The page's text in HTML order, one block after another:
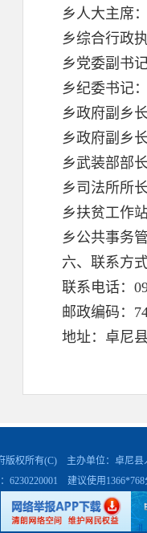
乡人大主席
乡综合行政
乡党委副书
乡纪委书记
乡政府副乡
乡政府副乡
乡武装部部
乡司法所所
乡扶贫工作
乡公共事务
六、联系方
联系电话：
邮政编码：
地址：卓尼
版权所有(C) 主办单位：卓尼
6230220001 建议使用